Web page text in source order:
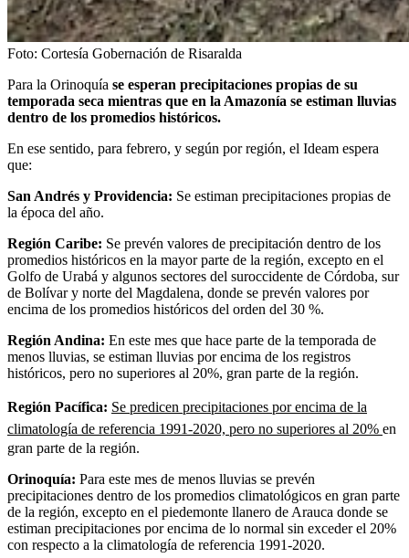
Foto: Cortesía Gobernación de Risaralda
Para la Orinoquía se esperan precipitaciones propias de su
temporada seca mientras que en la Amazonía se estiman lluvias
dentro de los promedios históricos.
En ese sentido, para febrero, y según por región, el Ideam espera
que:
San Andrés y Providencia: Se estiman precipitaciones propias de
la época del año.
Región Caribe: Se prevén valores de precipitación dentro de los
promedios históricos en la mayor parte de la región, excepto en el
Golfo de Urabá y algunos sectores del suroccidente de Córdoba, sur
de Bolívar y norte del Magdalena, donde se prevén valores por
encima de los promedios históricos del orden del 30 %.
Región Andina: En este mes que hace parte de la temporada de
menos lluvias, se estiman lluvias por encima de los registros
históricos, pero no superiores al 20%, gran parte de la región.
Región Pacífica: Se predicen precipitaciones por encima de la
climatología de referencia 1991-2020, pero no superiores al 20% en
gran parte de la región.
Orinoquía: Para este mes de menos lluvias se prevén
precipitaciones dentro de los promedios climatológicos en gran parte
de la región, excepto en el piedemonte llanero de Arauca donde se
estiman precipitaciones por encima de lo normal sin exceder el 20%
con respecto a la climatología de referencia 1991-2020.